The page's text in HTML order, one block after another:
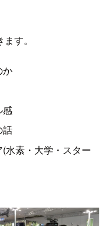
す。
か
感
話
水素・大学・スター